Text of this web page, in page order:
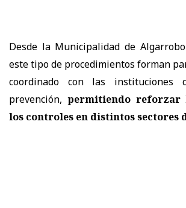
Desde la Municipalidad de
este tipo de procedimientos forman
coordinado con las instituciones
prevención, permitiendo reforzar
los controles en distintos sectores